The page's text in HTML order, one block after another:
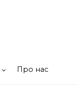
Про нас